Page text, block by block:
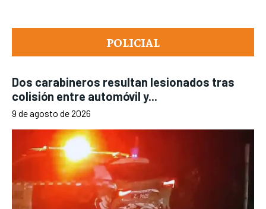
POLICIAL
Dos carabineros resultan lesionados tras
colisión entre automóvil y...
9 de agosto de 2026